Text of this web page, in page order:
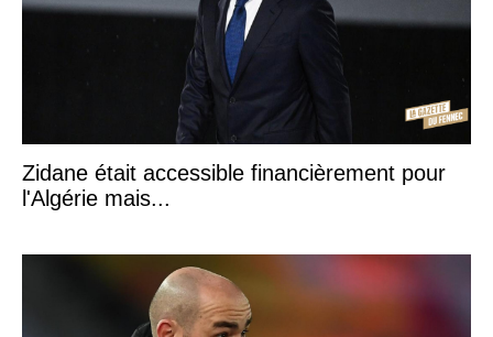
Zidane était accessible financièrement pour
l'Algérie mais...